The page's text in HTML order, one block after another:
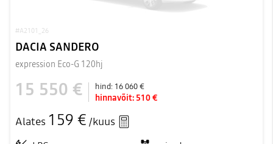
#A2101_26
DACIA SANDERO
expression Eco-G 120hj
15 550 € hind: 16 060 €
hinnavõit: 510 €
Alates 159 € /kuus